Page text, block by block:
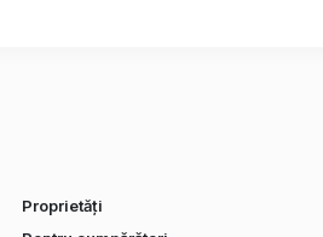
Proprietăți